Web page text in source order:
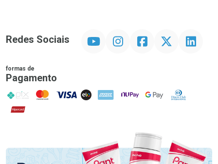
Redes Sociais InstagramFacebookTwitter Linkedin
formas de
Pagamento
PIX MasterCard
VISA ELO AMEX NuPay Google PayDiners Club
Hipercard
Promoção em Destaque